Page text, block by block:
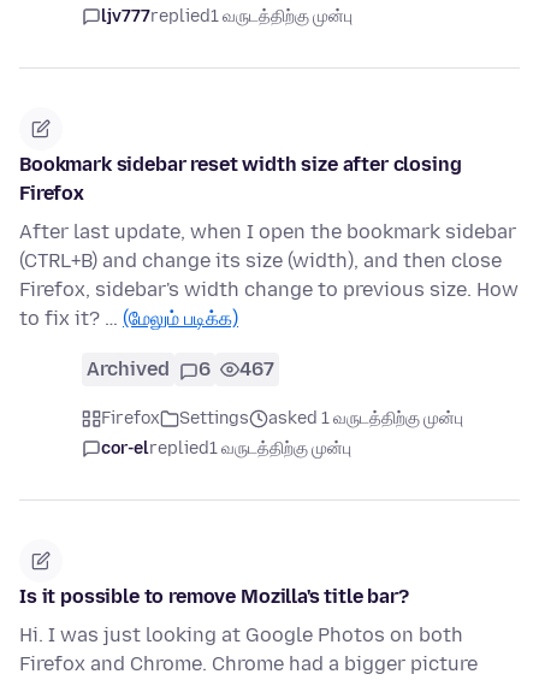
ljv777replied1 வருடத்திற்கு முன்பு
Bookmark sidebar reset width size after closing
Firefox
After last update, when I open the bookmark sidebar
(CTRL+B) and change its size (width), and then close
Firefox, sidebar's width change to previous size. How
to fix it? … (மேலும் படிக்க)
Archived 6 467
Firefox Settings
asked 1 வருடத்திற்கு முன்பு
cor-elreplied1 வருடத்திற்கு முன்பு
Is it possible to remove Mozilla's title bar?
Hi. I was just looking at Google Photos on both
Firefox and Chrome. Chrome had a bigger picture